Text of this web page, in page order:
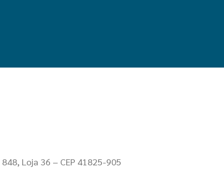
Loja 36 – CEP 41825-905